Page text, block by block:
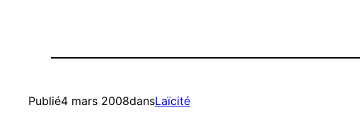
Publié4 mars 2008dansLaïcité